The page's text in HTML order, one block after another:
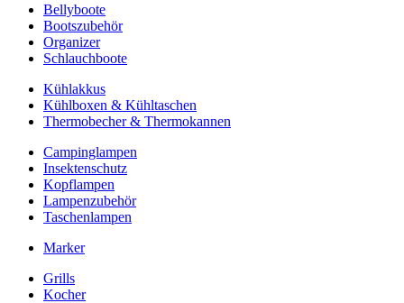
Bellyboote
Bootszubehör
Organizer
Schlauchboote
Kühlakkus
Kühlboxen & Kühltaschen
Thermobecher & Thermokannen
Campinglampen
Insektenschutz
Kopflampen
Lampenzubehör
Taschenlampen
Marker
Grills
Kocher